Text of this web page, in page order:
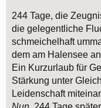
244 Tage, die
die gelegentliche
schmeichelhaft
dem am Halensee
Ein Kurzurlaub für
Stärkung unter
Leidenschaft